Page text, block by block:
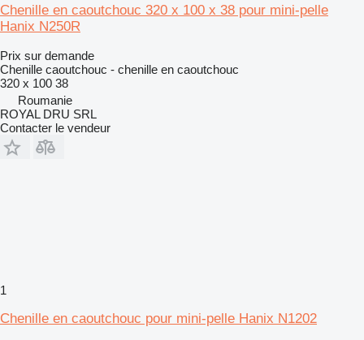
Chenille en caoutchouc 320 x 100 x 38 pour mini-pelle
Hanix N250R
Prix sur demande
Chenille caoutchouc - chenille en caoutchouc
320 x 100 38
Roumanie
ROYAL DRU SRL
Contacter le vendeur
1
Chenille en caoutchouc pour mini-pelle Hanix N1202